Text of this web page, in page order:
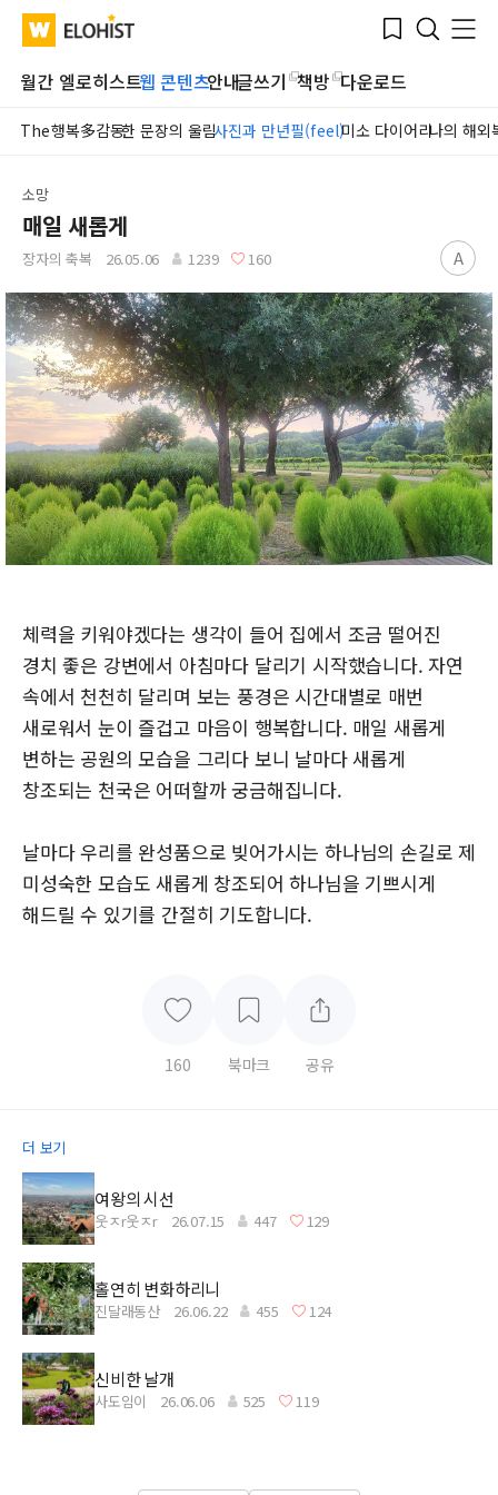
WATV Elohist-
Home
Bookmark
Search
Menu
월간 엘로히스트웹 콘텐츠안내글쓰기 책방 다운로드
The행복多감동한 문장의 울림사진과 만년필(feel)미소 다이어리나의 해외
Submit
소망
매일 새롭게
장자의 축복 26.05.06 1239 160 A
체력을 키워야겠다는 생각이 들어 집에서 조금 떨어진
경치 좋은 강변에서 아침마다 달리기 시작했습니다. 자연
속에서 천천히 달리며 보는 풍경은 시간대별로 매번
새로워서 눈이 즐겁고 마음이 행복합니다. 매일 새롭게
변하는 공원의 모습을 그리다 보니 날마다 새롭게
창조되는 천국은 어떠할까 궁금해집니다.
날마다 우리를 완성품으로 빚어가시는 하나님의 손길로 제
미성숙한 모습도 새롭게 창조되어 하나님을 기쁘시게
해드릴 수 있기를 간절히 기도합니다.
160 북마크 공유
더 보기
여왕의 시선
웃ㅈr웃ㅈr 26.07.15 447 129
홀연히 변화하리니
진달래동산 26.06.22 455 124
신비한 날개
사도임이 26.06.06 525 119